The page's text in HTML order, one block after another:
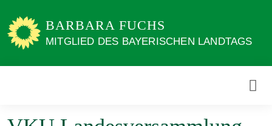
zum
Inhalt
BARBARA FUCHS
MITGLIED DES BAYERISCHEN LANDTAGS